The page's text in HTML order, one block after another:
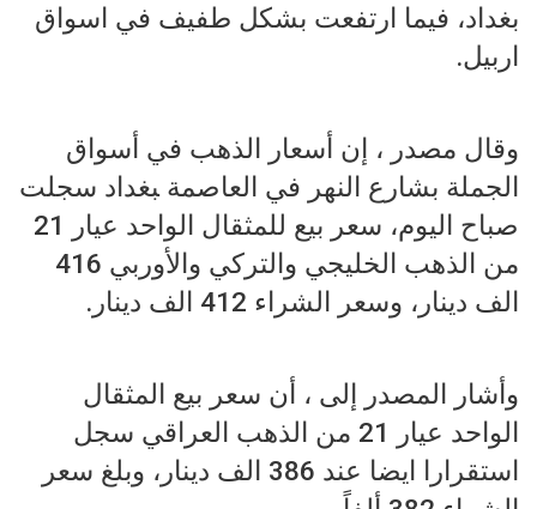
بغداد، فيما ارتفعت بشكل طفيف في اسواق
اربيل.
وقال مصدر ، إن أسعار الذهب في أسواق
الجملة ب‍‍‍شارع النهر في العاصمة ‍‍بغداد سجلت
صباح اليوم، سعر بيع للمثقال الواحد عيار 21
من الذهب الخليجي والتركي والأوربي 416
الف دينار، وسعر الشراء 412 الف دينار.
وأشار المصدر إلى ، أن سعر بيع المثقال
الواحد عيار 21 من الذهب العراقي سجل
استقرارا ايضا عند 386 الف دينار، وبلغ سعر